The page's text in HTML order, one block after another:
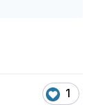
1